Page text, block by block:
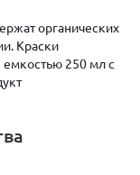
органических
Краски
250 мл с